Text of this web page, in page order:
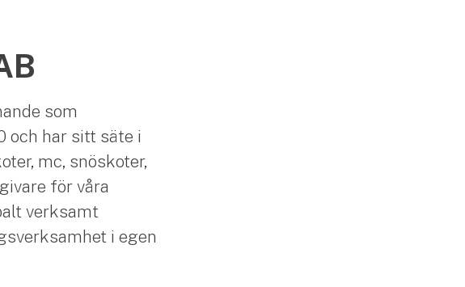
som
och har sitt säte i
mc, snöskoter,
för våra
verksamt
i egen